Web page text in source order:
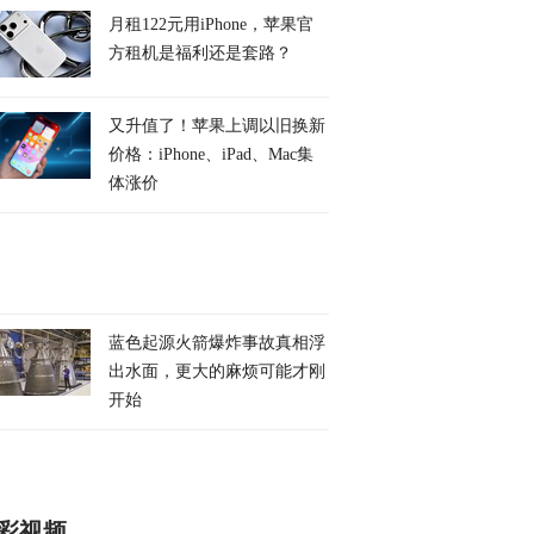
月租122元用iPhone，苹果官
方租机是福利还是套路？
又升值了！苹果上调以旧换新
价格：iPhone、iPad、Mac集
体涨价
蓝色起源火箭爆炸事故真相浮
出水面，更大的麻烦可能才刚
开始